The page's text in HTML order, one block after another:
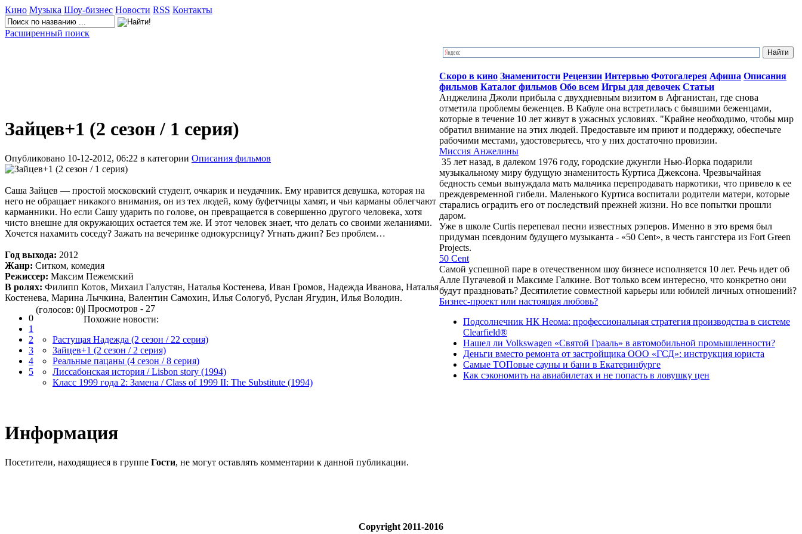
Кино Музыка Шоу-бизнес Новости RSS Контакты
Расширенный поиск
Зайцев+1 (2 cезон / 1 серия)
Опубликовано 10-12-2012, 06:22 в категории Описания фильмов
Саша Зайцев — простой московский студент, очкарик и неудачник. Ему нравится девушка, которая на
него не обращает никакого внимания, он из тех людей, кому буфетчицы хамят, и чьи карманы облегчают
карманники. Но если Сашу ударить по голове, он превращается в совершенно другого человека, хотя
чисто внешне для окружающих остается тем же. И этот человек знает, что делать со своими желаниями.
Хочется нахамить соседу? Зажать на вечеринке однокурсницу? Угнать джип? Без проблем…
Год выхода: 2012
Жанр: Ситком, комедия
Режиссер: Максим Пежемский
В ролях: Филипп Котов, Михаил Галустян, Наталья Костенева, Иван Громов, Надежда Иванова, Наталья
Костенева, Марина Лычкина, Валентин Самохин, Илья Сологуб, Руслан Ягудин, Илья Володин.
0
1
2
3
4
5
(голосов: 0)| Просмотров - 27
Похожие новости:
Растущая Надежда (2 сезон / 22 серия)
Зайцев+1 (2 cезон / 2 серия)
Реальные пацаны (4 сезон / 8 серия)
Лиссабонская история / Lisbon story (1994)
Класс 1999 года 2: Замена / Class of 1999 II: The Substitute (1994)
Информация
Посетители, находящиеся в группе Гости, не могут оставлять комментарии к данной публикации.
Скоро в кино Знаменитости Рецензии Интервью Фотогалерея Афиша Описания
фильмов Каталог фильмов Обо всем Игры для девочек Статьи
Анджелина Джоли прибыла с двухдневным визитом в Афганистан, где снова
отметила проблемы беженцев. В Кабуле она встретилась с бывшими беженцами,
которые в течение 10 лет живут в ужасных условиях. "Крайне необходимо, чтобы мир
обратил внимание на этих людей. Предоставьте им приют и поддержку, обеспечьте
рабочими местами, удостоверьтесь, что у них достаточно провизии.
Миссия Анжелины
35 лет назад, в далеком 1976 году, городские джунгли Нью-Йорка подарили
музыкальному миру будущую знаменитость Куртиса Джексона. Чрезвычайная
бедность семьи вынуждала мать мальчика перепродавать наркотики, что привело к ее
преждевременной гибели. Маленького Куртиса воспитали родители матери, которые
старались оградить его от последствий прежней жизни. Но все попытки прошли
даром.
Уже в школе Curtis перепевал песни известных рэперов. Именно в это время был
придуман псевдоним будущего музыканта - «50 Cent», в честь гангстера из Fort Green
Projects.
50 Cent
Самой успешной паре в отечественном шоу бизнесе исполняется 10 лет. Речь идет об
Алле Пугачевой и Максиме Галкине. Вот только всем интересно, что конкретно они
будут праздновать? Десятилетие совместной карьеры или юбилей личных отношений?
Бизнес-проект или настоящая любовь?
Подсолнечник НК Неома: профессиональная стратегия производства в системе
Clearfield®
Нашел ли Volkswagen «Святой Грааль» в автомобильной промышленности?
Деньги вместо ремонта от застройщика ООО «ГСД»: инструкция юриста
Самые ТОПовые сауны и бани в Екатеринбурге
Как сэкономить на авиабилетах и не попасть в ловушку цен
Copyright 2011-2016